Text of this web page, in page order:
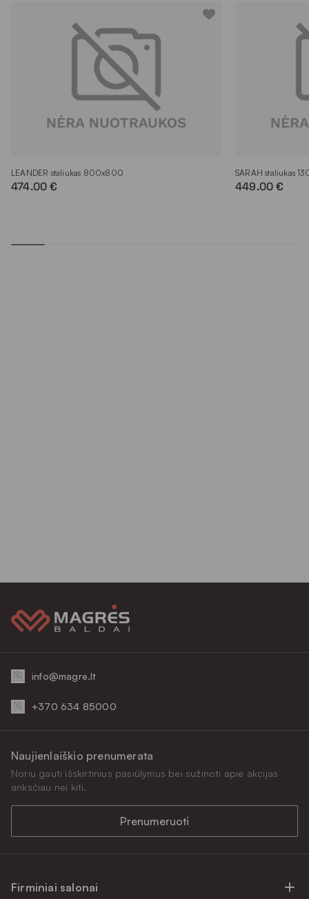
LEANDER staliukas 800x800
474.00 €
SARAH staliukas
449.00 €
info@magre.lt
+370 634 85000
Firminiai salonai
Naujienlaiškio prenumerata
Noriu gauti išskirtinius pasiūlymus bei sužinoti apie akcijas
anksčiau nei kiti.
Prenumeruoti